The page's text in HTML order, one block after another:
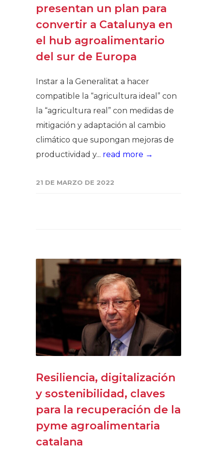
presentan un plan para
convertir a Catalunya en
el hub agroalimentario
del sur de Europa
Instar a la Generalitat a hacer
compatible la “agricultura ideal” con
la “agricultura real” con medidas de
mitigación y adaptación al cambio
climático que supongan mejoras de
productividad y... read more →
21 DE MARZO DE 2022
Resiliencia, digitalización
y sostenibilidad, claves
para la recuperación de la
pyme agroalimentaria
catalana